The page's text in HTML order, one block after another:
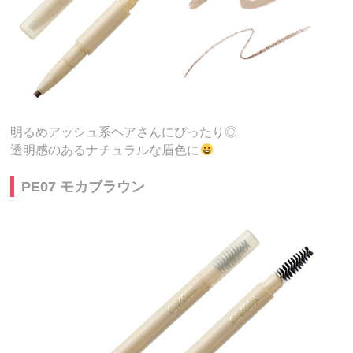
明るめアッシュ系ヘアさんにぴったり◎
透明感のあるナチュラルな眉色に
PE07 モカブラウン